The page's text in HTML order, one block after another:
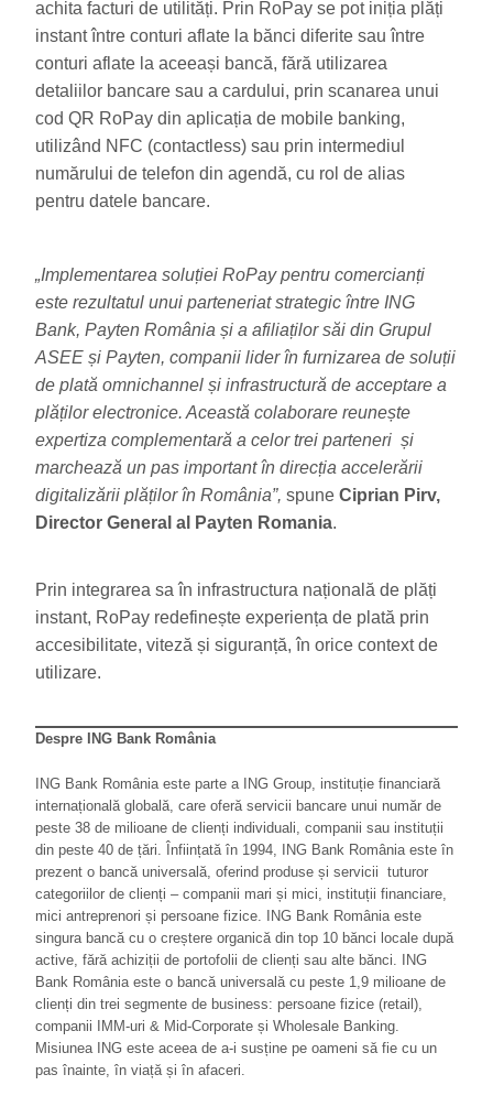
achita facturi de utilități. Prin RoPay se pot iniția plăți
instant între conturi aflate la bănci diferite sau între
conturi aflate la aceeași bancă, fără utilizarea
detaliilor bancare sau a cardului, prin scanarea unui
cod QR RoPay din aplicația de mobile banking,
utilizând NFC (contactless) sau prin intermediul
numărului de telefon din agendă, cu rol de alias
pentru datele bancare.
„Implementarea soluției RoPay pentru comercianți
este rezultatul unui parteneriat strategic între ING
Bank, Payten România și a afiliaților săi din Grupul
ASEE și Payten, companii lider în furnizarea de soluții
de plată omnichannel și infrastructură de acceptare a
plăților electronice. Această colaborare reunește
expertiza complementară a celor trei parteneri și
marchează un pas important în direcția accelerării
digitalizării plăților în România”, spune Ciprian Pirv,
Director General al Payten Romania.
Prin integrarea sa în infrastructura națională de plăți
instant, RoPay redefinește experiența de plată prin
accesibilitate, viteză și siguranță, în orice context de
utilizare.
Despre ING Bank România
ING Bank România este parte a ING Group, instituție financiară
internațională globală, care oferă servicii bancare unui număr de
peste 38 de milioane de clienți individuali, companii sau instituții
din peste 40 de țări. Înființată în 1994, ING Bank România este în
prezent o bancă universală, oferind produse și servicii tuturor
categoriilor de clienți – companii mari și mici, instituții financiare,
mici antreprenori și persoane fizice. ING Bank România este
singura bancă cu o creștere organică din top 10 bănci locale după
active, fără achiziții de portofolii de clienți sau alte bănci. ING
Bank România este o bancă universală cu peste 1,9 milioane de
clienți din trei segmente de business: persoane fizice (retail),
companii IMM-uri & Mid-Corporate și Wholesale Banking.
Misiunea ING este aceea de a-i susține pe oameni să fie cu un
pas înainte, în viață și în afaceri.